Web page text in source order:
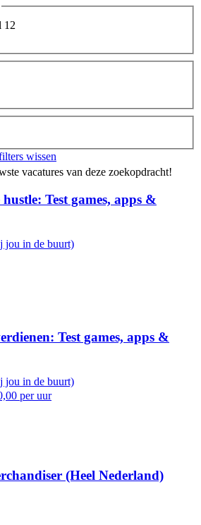
12
wissen
vacatures van deze zoekopdracht!
Test games, apps &
jou in de buurt)
Test games, apps &
jou in de buurt)
per uur
(Heel Nederland)